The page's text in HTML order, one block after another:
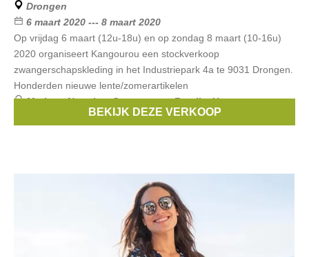
Drongen
6 maart 2020 --- 8 maart 2020
Op vrijdag 6 maart (12u-18u) en op zondag 8 maart (10-16u)
2020 organiseert Kangourou een stockverkoop
zwangerschapskleding in het Industriepark 4a te 9031 Drongen.
Honderden nieuwe lente/zomerartikelen
Merken:Noppies,Queen mum,Fragile,Un ventre pour
Esprit Maternity, ...
BEKIJK DEZE VERKOOP